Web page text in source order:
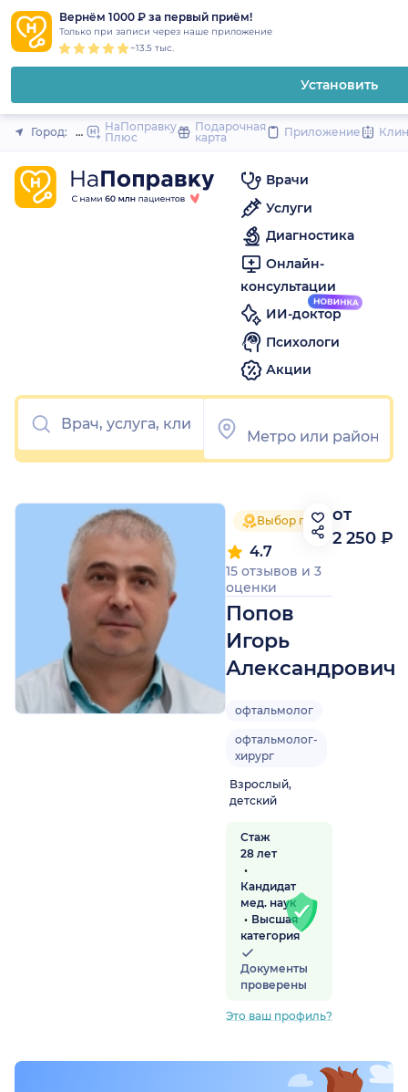
Вернём 1000 ₽ за первый приём!
Только при записи через наше приложение
~13.5 тыс.
Установить
Закрыть
Город: МоскваНаПоправку
Плюс
Подарочная
карта
Приложение
Врачи
Услуги
Диагностика
Онлайн-
консультации
ИИ-доктор
Психологи
Акции
Выбор пациентов 2025
Попов
Игорь
Александрович
4.7
15 отзывов и 3
оценки
офтальмолог
офтальмолог-
хирург
Взрослый,
детский
Стаж
28 лет
Кандидат
мед. наук
Высшая
категория
Документы
проверены
Это ваш профиль?
от
2 250 ₽